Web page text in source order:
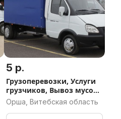
5 р.
Грузоперевозки, Услуги
грузчиков, Вывоз мусора
в Орше
Орша, Витебская область